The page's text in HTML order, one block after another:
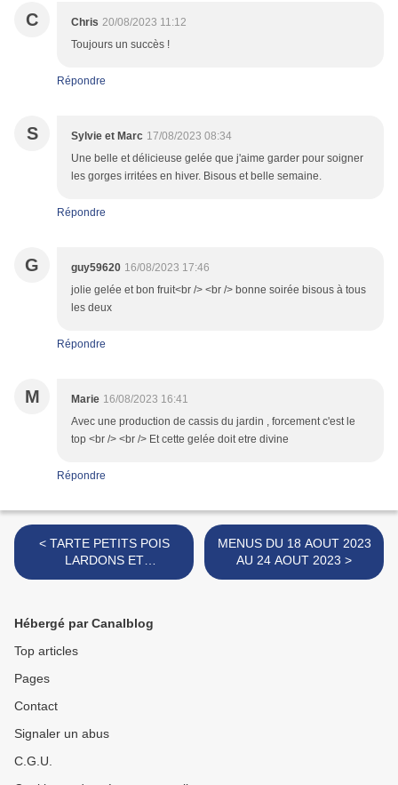
C Chris 20/08/2023 11:12
Toujours un succès !
Répondre
S Sylvie et Marc 17/08/2023 08:34
Une belle et délicieuse gelée que j'aime garder pour soigner
les gorges irritées en hiver. Bisous et belle semaine.
Répondre
G guy59620 16/08/2023 17:46
jolie gelée et bon fruit<br /> <br /> bonne soirée bisous à tous
les deux
Répondre
M Marie 16/08/2023 16:41
Avec une production de cassis du jardin , forcement c'est le
top <br /> <br /> Et cette gelée doit etre divine
Répondre
< TARTE PETITS POIS
LARDONS ET
MOZZARELLA
MENUS DU 18 AOUT 2023
AU 24 AOUT 2023 >
Hébergé par Canalblog
Top articles
Pages
Contact
Signaler un abus
C.G.U.